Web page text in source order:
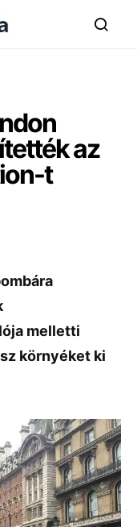
az
t
melletti
környéket ki